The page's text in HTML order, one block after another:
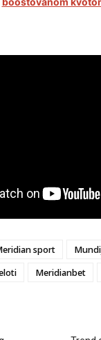
sport
Meridianbet